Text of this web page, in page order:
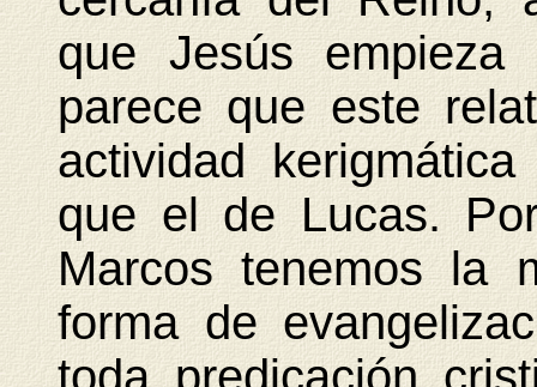
que Jesús
parece que este
actividad
que el de Lucas.
Marcos tenemos la
forma de
toda predicación